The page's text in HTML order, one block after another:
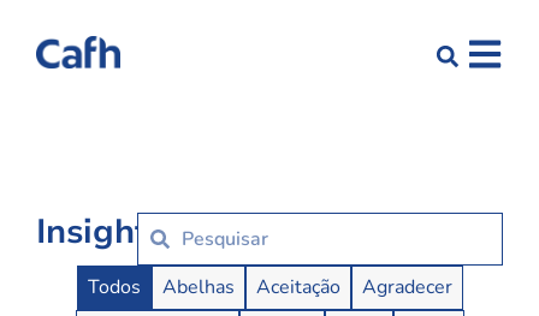
Insights
Insights Buttons
Todos Abelhas Aceitação
Agradecer